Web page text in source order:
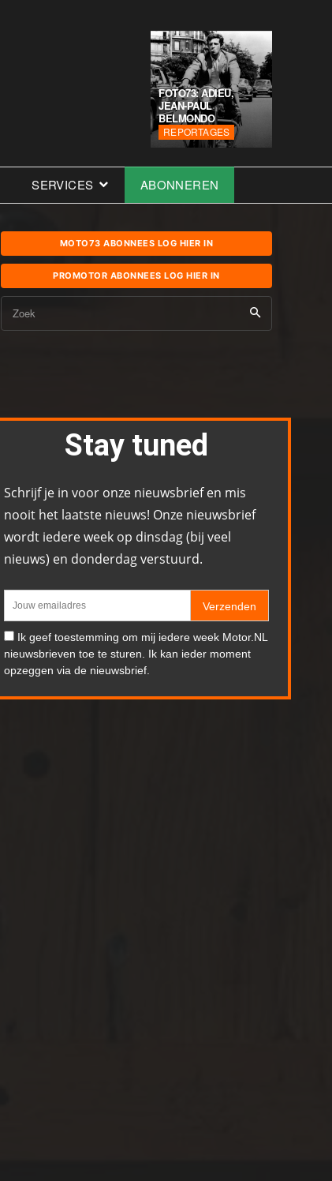
FOTO73: ADIEU,
JEAN-PAUL
BELMONDO
REPORTAGES
SERVICES ABONNEREN
MOTO73 ABONNEES LOG HIER IN
PROMOTOR ABONNEES LOG HIER IN
Zoek
Stay tuned
Schrijf je in voor onze nieuwsbrief en mis
nooit het laatste nieuws! Onze nieuwsbrief
wordt iedere week op dinsdag (bij veel
nieuws) en donderdag verstuurd.
Verzenden
Ik geef toestemming om mij iedere week Motor.NL
nieuwsbrieven toe te sturen. Ik kan ieder moment
opzeggen via de nieuwsbrief.